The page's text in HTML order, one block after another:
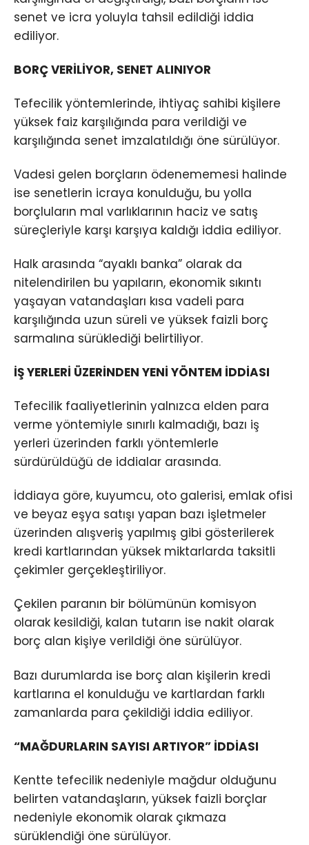
senet ve icra yoluyla tahsil edildiği iddia
ediliyor.
BORÇ VERİLİYOR, SENET ALINIYOR
Tefecilik yöntemlerinde, ihtiyaç sahibi kişilere
yüksek faiz karşılığında para verildiği ve
karşılığında senet imzalatıldığı öne sürülüyor.
Vadesi gelen borçların ödenememesi halinde
ise senetlerin icraya konulduğu, bu yolla
borçluların mal varlıklarının haciz ve satış
süreçleriyle karşı karşıya kaldığı iddia ediliyor.
Halk arasında “ayaklı banka” olarak da
nitelendirilen bu yapıların, ekonomik sıkıntı
yaşayan vatandaşları kısa vadeli para
karşılığında uzun süreli ve yüksek faizli borç
sarmalına sürüklediği belirtiliyor.
İŞ YERLERİ ÜZERİNDEN YENİ YÖNTEM İDDİASI
Tefecilik faaliyetlerinin yalnızca elden para
verme yöntemiyle sınırlı kalmadığı, bazı iş
yerleri üzerinden farklı yöntemlerle
sürdürüldüğü de iddialar arasında.
İddiaya göre, kuyumcu, oto galerisi, emlak ofisi
ve beyaz eşya satışı yapan bazı işletmeler
üzerinden alışveriş yapılmış gibi gösterilerek
kredi kartlarından yüksek miktarlarda taksitli
çekimler gerçekleştiriliyor.
Çekilen paranın bir bölümünün komisyon
olarak kesildiği, kalan tutarın ise nakit olarak
borç alan kişiye verildiği öne sürülüyor.
Bazı durumlarda ise borç alan kişilerin kredi
kartlarına el konulduğu ve kartlardan farklı
zamanlarda para çekildiği iddia ediliyor.
“MAĞDURLARIN SAYISI ARTIYOR” İDDİASI
Kentte tefecilik nedeniyle mağdur olduğunu
belirten vatandaşların, yüksek faizli borçlar
nedeniyle ekonomik olarak çıkmaza
sürüklendiği öne sürülüyor.